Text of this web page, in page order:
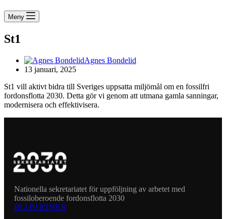
Meny
St1
Agnes Bondelid
13 januari, 2025
St1 vill aktivt bidra till Sveriges uppsatta miljömål om en fossilfri
fordonsflotta 2030. Detta gör vi genom att utmana gamla sanningar,
modernisera och effektivisera.
Nationella sekretariatet för uppföljning av arbetet med
fossiloberoende fordonsflotta 2030
BLI PARTNER